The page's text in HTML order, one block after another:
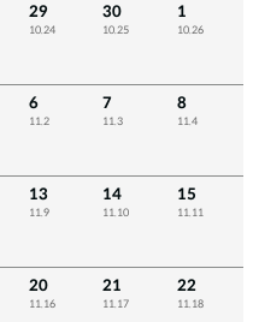
29
10.24
30
10.25
1
10.26
6
11.2
7
11.3
8
11.4
13
11.9
14
11.10
15
11.11
20
11.16
21
11.17
22
11.18